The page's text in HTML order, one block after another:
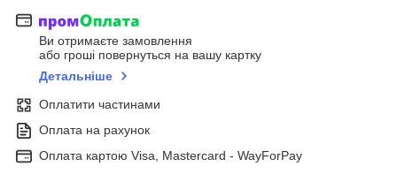
Ви отримаєте замовлення
або гроші повернуться на вашу картку
Детальніше
Оплатити частинами
Оплата на рахунок
Оплата картою Visa, Mastercard - WayForPay